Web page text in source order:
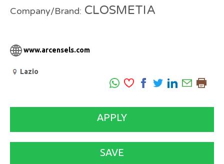
Company/Brand: CLOSMETIA
www.arcensels.com
Lazio
APPLY
SAVE